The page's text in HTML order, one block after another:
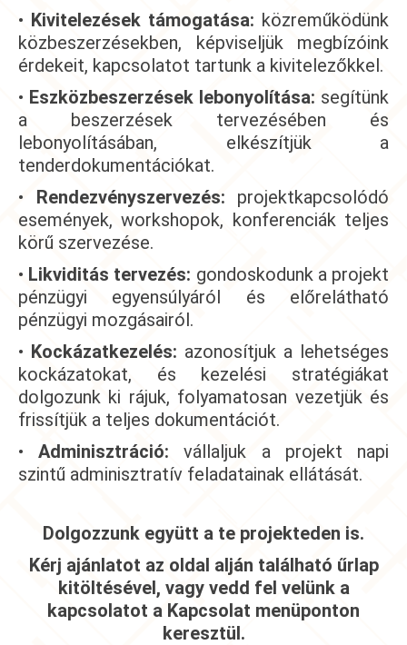
• Kivitelezések támogatása: közreműködünk
közbeszerzésekben, képviseljük megbízóink
érdekeit, kapcsolatot tartunk a kivitelezőkkel.
• Eszközbeszerzések lebonyolítása: segítünk
a beszerzések tervezésében és
lebonyolításában, elkészítjük a
tenderdokumentációkat.
• Rendezvényszervezés: projektkapcsolódó
események, workshopok, konferenciák teljes
körű szervezése.
• Likviditás tervezés: gondoskodunk a projekt
pénzügyi egyensúlyáról és előrelátható
pénzügyi mozgásairól.
• Kockázatkezelés: azonosítjuk a lehetséges
kockázatokat, és kezelési stratégiákat
dolgozunk ki rájuk, folyamatosan vezetjük és
frissítjük a teljes dokumentációt.
•Adminisztráció: vállaljuk a projekt napi
szintű adminisztratív feladatainak ellátását.
Dolgozzunk együtt a te projekteden is.
Kérj ajánlatot az oldal alján található űrlap
kitöltésével, vagy vedd fel velünk a
kapcsolatot a Kapcsolat menüponton
keresztül.